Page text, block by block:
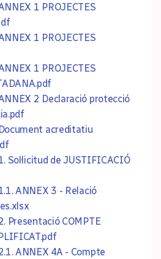
1 PROJECTES
1 PROJECTES
1 PROJECTES
2 Declaració protecció
acreditatiu
de JUSTIFICACIÓ
ANNEX 3 - Relació
Presentació COMPTE
ANNEX 4A - Compte